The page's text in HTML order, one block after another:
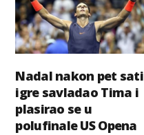
Nadal nakon pet sati
igre savladao Tima i
plasirao se u
polufinale US Opena